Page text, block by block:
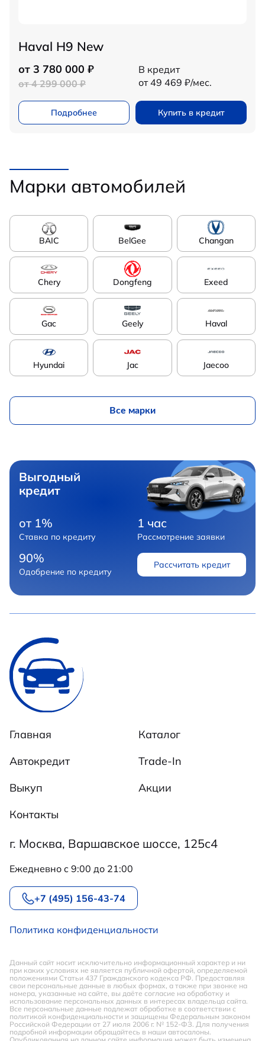
Haval H9 New
от 3 780 000 ₽
от 4 299 000 ₽
В кредит
от 49 469 ₽/мес.
Подробнее Купить в кредит
Марки автомобилей
BAIC BelGee Changan
Chery Dongfeng Exeed
Gac Geely Haval
Hyundai Jac Jaecoo
Все марки
Выгодный
кредит
от 1%
Ставка по кредиту
1 час
Рассмотрение заявки
90%
Одобрение по кредиту
Рассчитать кредит
г. Москва, Варшавское шоссе, 125с4
Ежедневно c 9:00 до 21:00
+7 (495) 156-43-74
Главная
Каталог
Автокредит
Trade-In
Выкуп
Акции
Контакты
Политика конфиденциальности
Данный сайт носит исключительно информационный характер и ни
при каких условиях не является публичной офертой, определяемой
положениями Статьи 437 Гражданского кодекса РФ. Предоставляя
свои персональные данные в любых формах, а также при звонке на
номера, указанные на сайте, вы даёте согласие на обработку и
использование персональных данных в интересах владельца сайта.
Все персональные данные подлежат обработке в соответствии с
политикой конфиденциальности и защищены Федеральным законом
Российской Федерации от 27 июля 2006 г. № 152-ФЗ. Для получения
подробной информации обращайтесь в наши автосалоны.